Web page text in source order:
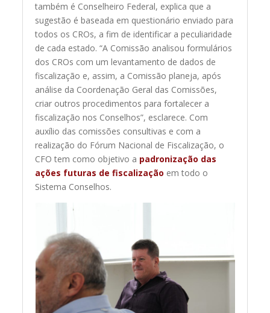
também é Conselheiro Federal, explica que a
sugestão é baseada em questionário enviado para
todos os CROs, a fim de identificar a peculiaridade
de cada estado. “A Comissão analisou formulários
dos CROs com um levantamento de dados de
fiscalização e, assim, a Comissão planeja, após
análise da Coordenação Geral das Comissões,
criar outros procedimentos para fortalecer a
fiscalização nos Conselhos”, esclarece. Com
auxílio das comissões consultivas e com a
realização do Fórum Nacional de Fiscalização, o
CFO tem como objetivo a padronização das
ações futuras de fiscalização em todo o
Sistema Conselhos.